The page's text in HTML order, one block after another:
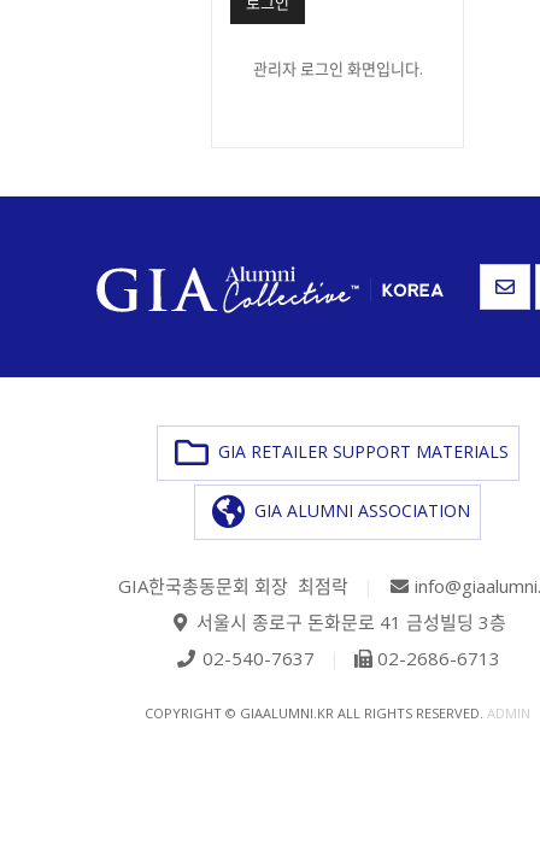
관리자 로그인 화면입니다.
GIA RETAILER SUPPORT MATERIALS
GIA ALUMNI ASSOCIATION
GIA한국총동문회 회장 최점락
서울시 종로구 돈화문로 41 금성빌딩 3층
02-540-7637
02-2686-6713
COPYRIGHT © GIAALUMNI.KR ALL RIGHTS RESERVED. ADMIN